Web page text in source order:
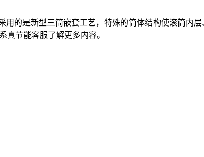
的是新型三筒嵌套工艺，特殊的筒体结构使滚筒内
真节能客服了解更多内容。